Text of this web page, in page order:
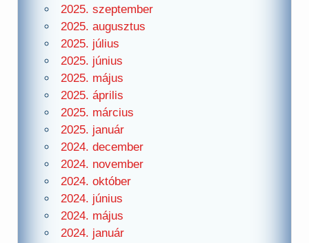
2025. szeptember
2025. augusztus
2025. július
2025. június
2025. május
2025. április
2025. március
2025. január
2024. december
2024. november
2024. október
2024. június
2024. május
2024. január